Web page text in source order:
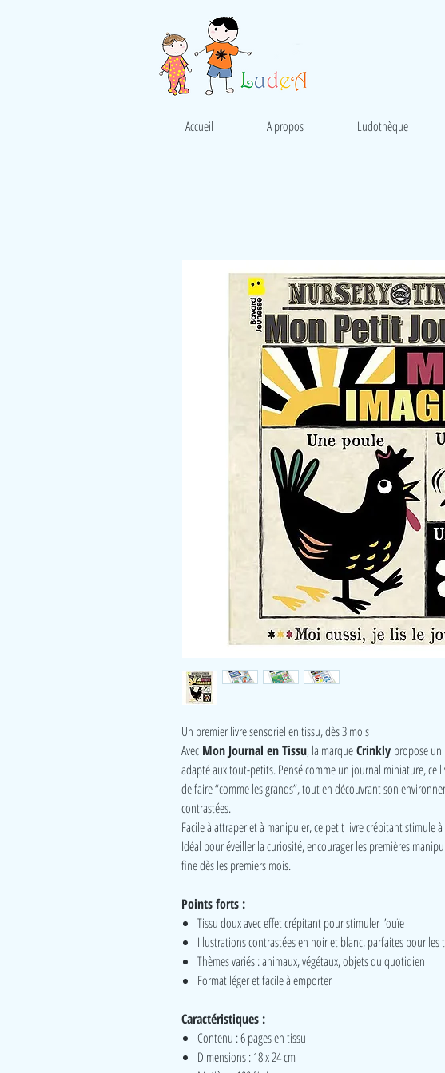
Accueil A propos Ludothèque
Un premier livre sensoriel en tissu, dès 3 mois
Avec Mon Journal en Tissu, la marqueCrinkly propose
adapté aux tout-petits. Pensé comme un journal miniature, ce
de faire “comme les grands”, tout en découvrant son
contrastées.
Facile à attraper et à manipuler, ce petit livre crépitant stimule
Idéal pour éveiller la curiosité, encourager les premières
fine dès les premiers mois.
Points forts :
Tissu doux avec effet crépitant pour stimuler l’ouïe
Illustrations contrastées en noir et blanc, parfaites pour
Thèmes variés : animaux, végétaux, objets du quotidien
Format léger et facile à emporter
Caractéristiques :
Contenu : 6 pages en tissu
Dimensions : 18 x 24 cm